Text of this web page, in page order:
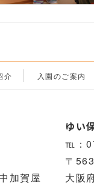
介 入園のご案内
加賀屋
ゆい
℡：
〒
大阪